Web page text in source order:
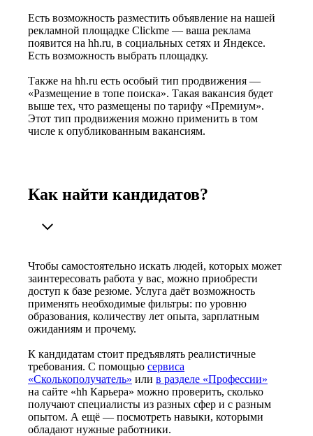
Есть возможность разместить объявление на нашей
рекламной площадке Clickme — ваша реклама
появится на hh.ru, в социальных сетях и Яндексе.
Есть возможность выбрать площадку.
Также на hh.ru есть особый тип продвижения —
«Размещение в топе поиска». Такая вакансия будет
выше тех, что размещены по тарифу «Премиум».
Этот тип продвижения можно применить в том
числе к опубликованным вакансиям.
Как найти кандидатов?
Чтобы самостоятельно искать людей, которых может
заинтересовать работа у вас, можно приобрести
доступ к базе резюме. Услуга даёт возможность
применять необходимые фильтры: по уровню
образования, количеству лет опыта, зарплатным
ожиданиям и прочему.
К кандидатам стоит предъявлять реалистичные
требования. С помощью сервиса
«Сколькополучатель» или в разделе «Профессии»
на сайте «hh Карьера» можно проверить, сколько
получают специалисты из разных сфер и с разным
опытом. А ещё — посмотреть навыки, которыми
обладают нужные работники.